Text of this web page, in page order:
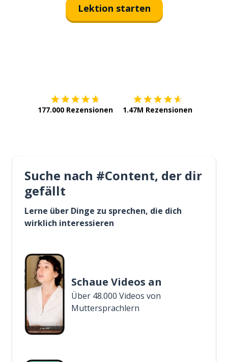
Lektion starten
177.000 Rezensionen 1.47M Rezensionen
Suche nach #Content, der dir
gefällt
Lerne über Dinge zu sprechen, die dich
wirklich interessieren
Schaue Videos an
Über 48.000 Videos von
Muttersprachlern